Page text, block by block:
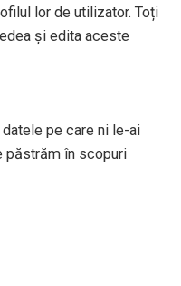
lor de utilizator. Toți
și edita aceste
pe care ni le-ai
păstrăm în scopuri